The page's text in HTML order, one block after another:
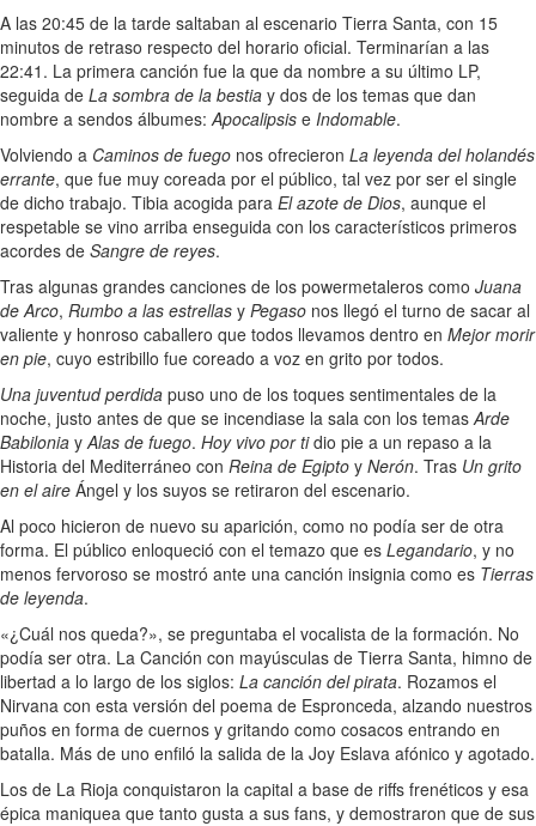
A las 20:45 de la tarde saltaban al escenario Tierra Santa, con 15
minutos de retraso respecto del horario oficial. Terminarían a las
22:41. La primera canción fue la que da nombre a su último LP,
seguida de La sombra de la bestia y dos de los temas que dan
nombre a sendos álbumes: Apocalipsis e Indomable.
Volviendo a Caminos de fuego nos ofrecieron La leyenda del holandés
errante, que fue muy coreada por el público, tal vez por ser el single
de dicho trabajo. Tibia acogida para El azote de Dios, aunque el
respetable se vino arriba enseguida con los característicos primeros
acordes de Sangre de reyes.
Tras algunas grandes canciones de los powermetaleros como Juana
de Arco, Rumbo a las estrellas y Pegaso nos llegó el turno de sacar al
valiente y honroso caballero que todos llevamos dentro en Mejor morir
en pie, cuyo estribillo fue coreado a voz en grito por todos.
Una juventud perdida puso uno de los toques sentimentales de la
noche, justo antes de que se incendiase la sala con los temas Arde
Babilonia y Alas de fuego. Hoy vivo por tidio pie a un repaso a la
Historia del Mediterráneo con Reina de Egipto y Nerón. Tras Un grito
en el aire Ángel y los suyos se retiraron del escenario.
Al poco hicieron de nuevo su aparición, como no podía ser de otra
forma. El público enloqueció con el temazo que es Legandario, y no
menos fervoroso se mostró ante una canción insignia como es Tierras
de leyenda.
«¿Cuál nos queda?», se preguntaba el vocalista de la formación. No
podía ser otra. La Canción con mayúsculas de Tierra Santa, himno de
libertad a lo largo de los siglos: La canción del pirata. Rozamos el
Nirvana con esta versión del poema de Espronceda, alzando nuestros
puños en forma de cuernos y gritando como cosacos entrando en
batalla. Más de uno enfiló la salida de la Joy Eslava afónico y agotado.
Los de La Rioja conquistaron la capital a base de riffs frenéticos y esa
épica maniquea que tanto gusta a sus fans, y demostraron que de sus